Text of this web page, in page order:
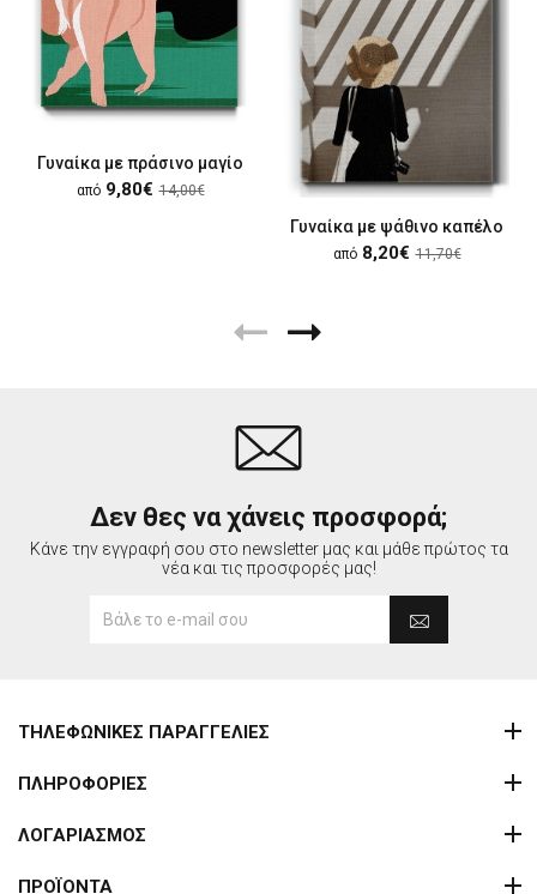
Γυναίκα με πράσινο μαγίο
από 9,80€ 14,00€
Γυναίκα με ψάθινο καπέλο
από 8,20€ 11,70€
Δεν θες να χάνεις προσφορά;
Κάνε την εγγραφή σου στο newsletter μας και μάθε πρώτος τα
νέα και τις προσφορές μας!
ΤΗΛΕΦΩΝΙΚΕΣ ΠΑΡΑΓΓΕΛΙΕΣ
ΠΛΗΡΟΦΟΡΙΕΣ
ΛΟΓΑΡΙΑΣΜΟΣ
ΠΡΟΪΟΝΤΑ